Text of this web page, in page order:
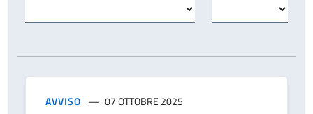
AVVISO 07 OTTOBRE 2025